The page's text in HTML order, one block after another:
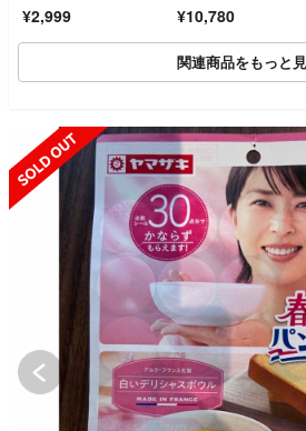
ン リップブロッサ
ム バーム
¥2,999 シール
¥10,780
関連商品をもっと
SOLD OUT